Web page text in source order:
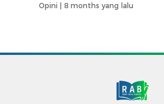
Opini | 8 months yang lalu